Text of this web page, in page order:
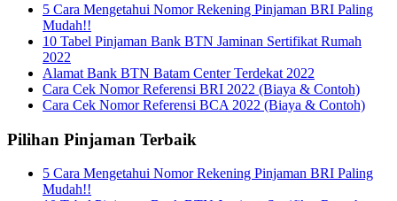
5 Cara Mengetahui Nomor Rekening Pinjaman BRI Paling
Mudah!!
10 Tabel Pinjaman Bank BTN Jaminan Sertifikat Rumah
2022
Alamat Bank BTN Batam Center Terdekat 2022
Cara Cek Nomor Referensi BRI 2022 (Biaya & Contoh)
Cara Cek Nomor Referensi BCA 2022 (Biaya & Contoh)
Pilihan Pinjaman Terbaik
5 Cara Mengetahui Nomor Rekening Pinjaman BRI Paling
Mudah!!